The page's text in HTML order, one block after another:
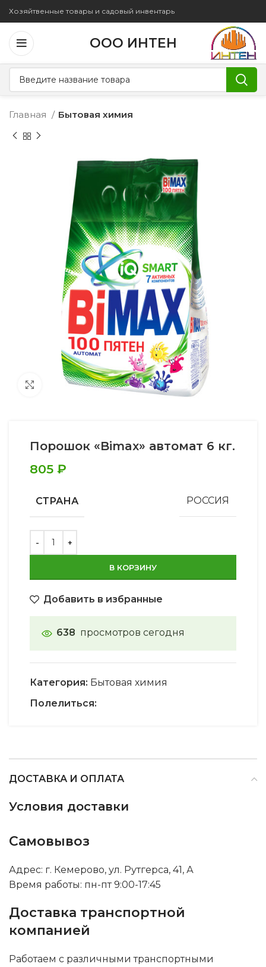
Хозяйтвенные товары и садовый инвентарь
ООО ИНТЕН
Главная Бытовая химия
Увеличить
Порошок «Bimax» автомат 6 кг.
805 ₽
СТРАНА РОССИЯ
В КОРЗИНУ
Добавить в избранные
638 просмотров сегодня
Категория: Бытовая химия
Полелиться:
ДОСТАВКА И ОПЛАТА
Условия доставки
Самовывоз
Адрес: г. Кемерово, ул. Рутгерса, 41, А
Время работы: пн-пт 9:00-17:45
Доставка транспортной
компанией
Работаем с различными транспортными